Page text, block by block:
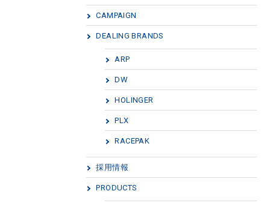
CAMPAIGN
DEALING BRANDS
ARP
DW
HOLINGER
PLX
RACEPAK
採用情報
PRODUCTS